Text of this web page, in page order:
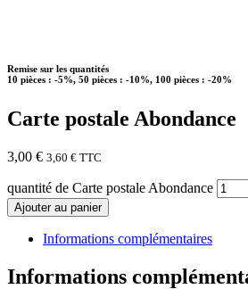
Remise sur les quantités
10 pièces : -5%, 50 pièces : -10%, 100 pièces : -20%
Carte postale Abondance
3,00 € 3,60 € TTC
quantité de Carte postale Abondance
Ajouter au panier
Informations complémentaires
Informations